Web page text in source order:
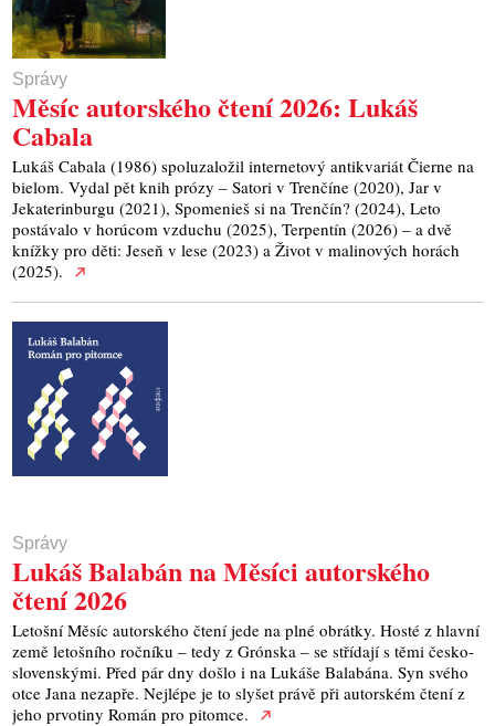
Správy
Měsíc autorského čtení 2026: Lukáš
Cabala
Lukáš Cabala (1986) spoluzaložil internetový antikvariát Čierne na
bielom. Vydal pět knih prózy – Satori v Trenčíne (2020), Jar v
Jekaterinburgu (2021), Spomenieš si na Trenčín? (2024), Leto
postávalo v horúcom vzduchu (2025), Terpentín (2026) – a dvě
knížky pro děti: Jeseň v lese (2023) a Život v malinových horách
(2025).
Správy
Lukáš Balabán na Měsíci autorského
čtení 2026
Letošní Měsíc autorského čtení jede na plné obrátky. Hosté z hlavní
země letošního ročníku – tedy z Grónska – se střídají s těmi česko-
slovenskými. Před pár dny došlo i na Lukáše Balabána. Syn svého
otce Jana nezapře. Nejlépe je to slyšet právě při autorském čtení z
jeho prvotiny Román pro pitomce.